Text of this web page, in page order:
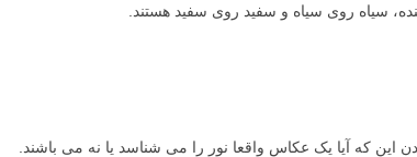
سیاه روی سیاه و سفید روی سفید هستند.
این که آیا یک عکاس واقعا نور را می شناسد یا نه می باشند.